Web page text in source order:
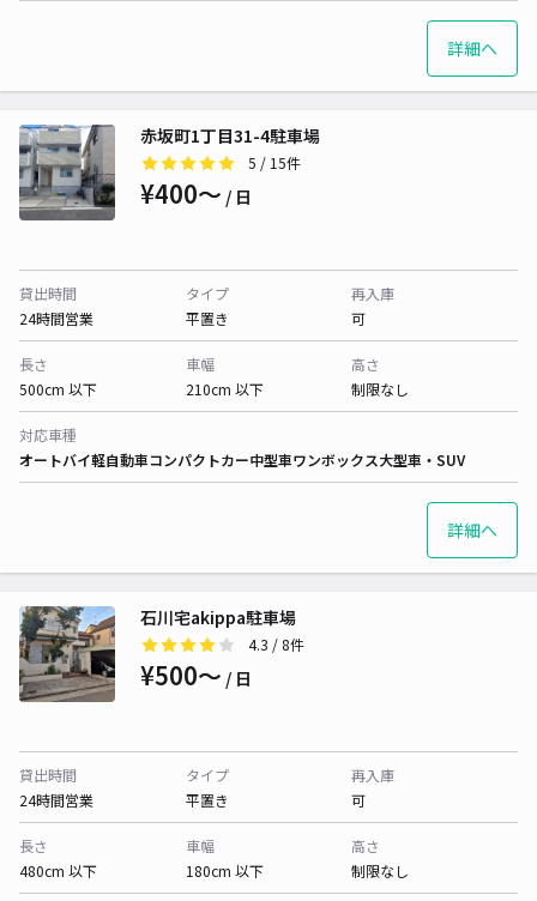
詳細へ
赤坂町1丁目31-4駐車場
5 / 15件
¥400〜 / 日
貸出時間
24時間営業
タイプ
平置き
再入庫
可
長さ
500cm 以下
車幅
210cm 以下
高さ
制限なし
対応車種
オートバイ軽自動車コンパクトカー中型車ワンボックス大型車・SUV
詳細へ
石川宅akippa駐車場
4.3 / 8件
¥500〜 / 日
貸出時間
24時間営業
タイプ
平置き
再入庫
可
長さ
480cm 以下
車幅
180cm 以下
高さ
制限なし